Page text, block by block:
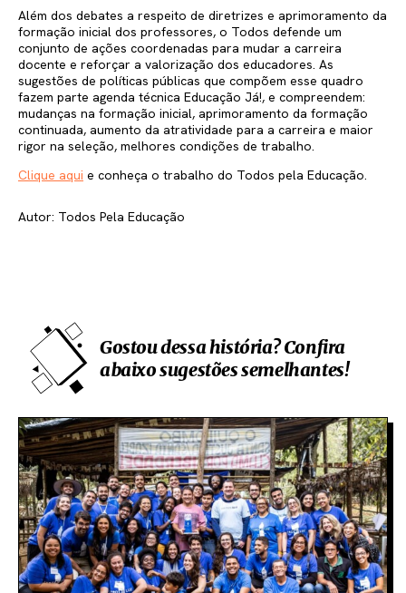
Além dos debates a respeito de diretrizes e aprimoramento da
formação inicial dos professores, o Todos defende um
conjunto de ações coordenadas para mudar a carreira
docente e reforçar a valorização dos educadores. As
sugestões de políticas públicas que compõem esse quadro
fazem parte agenda técnica Educação Já!, e compreendem:
mudanças na formação inicial, aprimoramento da formação
continuada, aumento da atratividade para a carreira e maior
rigor na seleção, melhores condições de trabalho.
Clique aqui e conheça o trabalho do Todos pela Educação.
Autor: Todos Pela Educação
Gostou dessa história? Confira
abaixo sugestões semelhantes!